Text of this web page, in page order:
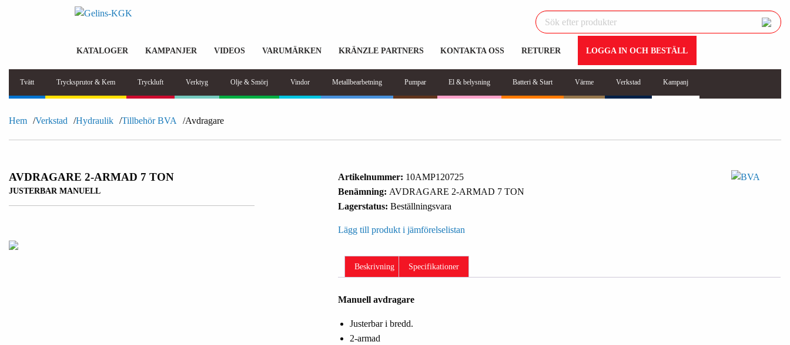
KATALOGER KAMPANJER VIDEOS VARUMÄRKEN KRÄNZLE PARTNERS KONTAKTA OSS RETURER LOGGA IN OCH BESTÄLL
Tvätt Trycksprutor & Kem Tryckluft Verktyg Olje & Smörj Vindor Metallbearbetning Pumpar El & belysning Batteri & Start Värme Verkstad Kampanj
Hem Verkstad Hydraulik Tillbehör BVA Avdragare
AVDRAGARE 2-ARMAD 7 TON
JUSTERBAR MANUELL
Artikelnummer: 10AMP120725
Benämning: AVDRAGARE 2-ARMAD 7 TON
Lagerstatus: Beställningsvara
Lägg till produkt i jämförelselistan
Beskrivning Specifikationer
Manuell avdragare
Justerbar i bredd.
2-armad